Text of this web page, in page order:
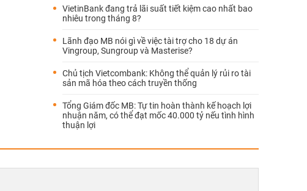
VietinBank đang trả lãi suất tiết kiệm cao nhất bao
nhiêu trong tháng 8?
Lãnh đạo MB nói gì về việc tài trợ cho 18 dự án
Vingroup, Sungroup và Masterise?
Chủ tịch Vietcombank: Không thể quản lý rủi ro tài
sản mã hóa theo cách truyền thống
Tổng Giám đốc MB: Tự tin hoàn thành kế hoạch lợi
nhuận năm, có thể đạt mốc 40.000 tỷ nếu tình hình
thuận lợi